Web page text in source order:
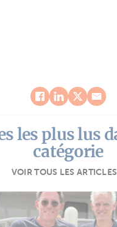
les plus lus
catégorie
VOIR TOUS LES ARTICLES